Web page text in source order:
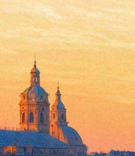
"Царица ночи"
05 июня 2015,
Как сообщает группа "ВКонтакте"
сразу восемь бутонов: шесть на